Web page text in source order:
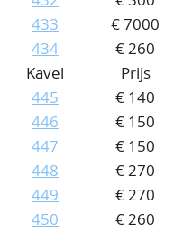
433
€ 7000
434
€ 260
Kavel
Prijs
445
€ 140
446
€ 150
447
€ 150
448
€ 270
449
€ 270
450
€ 260